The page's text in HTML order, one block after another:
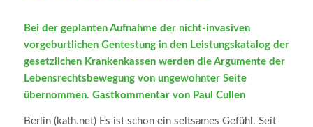
Bei der geplanten Aufnahme der nicht-invasiven
vorgeburtlichen Gentestung in den Leistungskatalog der
gesetzlichen Krankenkassen werden die Argumente der
Lebensrechtsbewegung von ungewohnter Seite
übernommen. Gastkommentar von Paul Cullen
Berlin (kath.net) Es ist schon ein seltsames Gefühl. Seit